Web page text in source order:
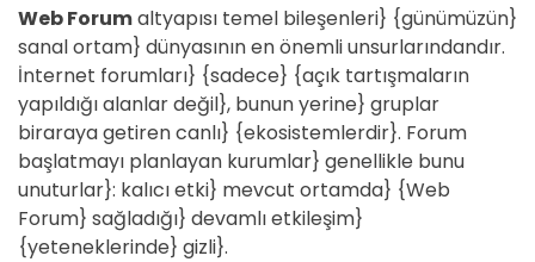
Web Forumaltyapısı temel bileşenleri} {günümüzün}
sanal ortam} dünyasının en önemli unsurlarındandır.
İnternet forumları} {sadece} {açık tartışmaların
yapıldığı alanlar değil}, bunun yerine} gruplar
biraraya getiren canlı} {ekosistemlerdir}. Forum
başlatmayı planlayan kurumlar} genellikle bunu
unuturlar}: kalıcı etki} mevcut ortamda} {Web
Forum} sağladığı} devamlı etkileşim}
{yeteneklerinde} gizli}.